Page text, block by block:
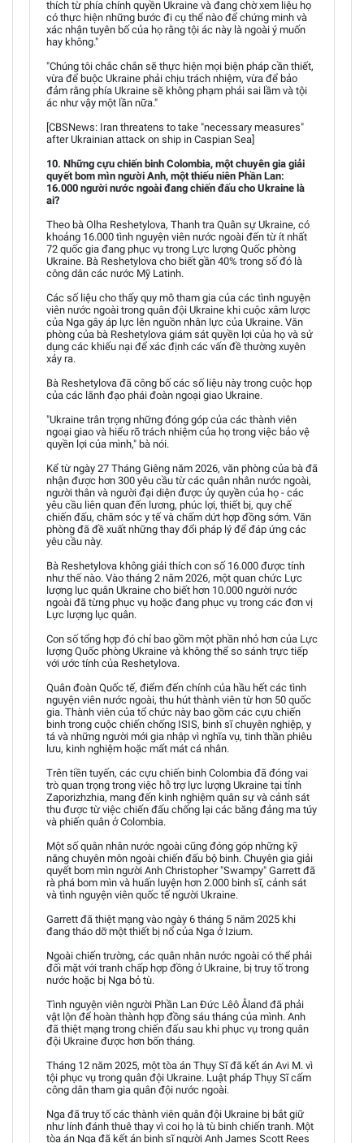
thích từ phía chính quyền Ukraine và đang chờ xem liệu họ
có thực hiện những bước đi cụ thể nào để chứng minh và
xác nhận tuyên bố của họ rằng tội ác này là ngoài ý muốn
hay không."
"Chúng tôi chắc chắn sẽ thực hiện mọi biện pháp cần thiết,
vừa để buộc Ukraine phải chịu trách nhiệm, vừa để bảo
đảm rằng phía Ukraine sẽ không phạm phải sai lầm và tội
ác như vậy một lần nữa."
[CBSNews: Iran threatens to take "necessary measures"
after Ukrainian attack on ship in Caspian Sea]
10. Những cựu chiến binh Colombia, một chuyên gia giải
quyết bom mìn người Anh, một thiếu niên Phần Lan:
16.000 người nước ngoài đang chiến đấu cho Ukraine là
ai?
Theo bà Olha Reshetylova, Thanh tra Quân sự Ukraine, có
khoảng 16.000 tình nguyện viên nước ngoài đến từ ít nhất
72 quốc gia đang phục vụ trong Lực lượng Quốc phòng
Ukraine. Bà Reshetylova cho biết gần 40% trong số đó là
công dân các nước Mỹ Latinh.
Các số liệu cho thấy quy mô tham gia của các tình nguyện
viên nước ngoài trong quân đội Ukraine khi cuộc xâm lược
của Nga gây áp lực lên nguồn nhân lực của Ukraine. Văn
phòng của bà Reshetylova giám sát quyền lợi của họ và sử
dụng các khiếu nại để xác định các vấn đề thường xuyên
xảy ra.
Bà Reshetylova đã công bố các số liệu này trong cuộc họp
của các lãnh đạo phái đoàn ngoại giao Ukraine.
"Ukraine trân trọng những đóng góp của các thành viên
ngoại giao và hiểu rõ trách nhiệm của họ trong việc bảo vệ
quyền lợi của mình," bà nói.
Kể từ ngày 27 Tháng Giêng năm 2026, văn phòng của bà đã
nhận được hơn 300 yêu cầu từ các quân nhân nước ngoài,
người thân và người đại diện được ủy quyền của họ - các
yêu cầu liên quan đến lương, phúc lợi, thiết bị, quy chế
chiến đấu, chăm sóc y tế và chấm dứt hợp đồng sớm. Văn
phòng đã đề xuất những thay đổi pháp lý để đáp ứng các
yêu cầu này.
Bà Reshetylova không giải thích con số 16.000 được tính
như thế nào. Vào tháng 2 năm 2026, một quan chức Lực
lượng lục quân Ukraine cho biết hơn 10.000 người nước
ngoài đã từng phục vụ hoặc đang phục vụ trong các đơn vị
Lực lượng lục quân.
Con số tổng hợp đó chỉ bao gồm một phần nhỏ hơn của Lực
lượng Quốc phòng Ukraine và không thể so sánh trực tiếp
với ước tính của Reshetylova.
Quân đoàn Quốc tế, điểm đến chính của hầu hết các tình
nguyện viên nước ngoài, thu hút thành viên từ hơn 50 quốc
gia. Thành viên của tổ chức này bao gồm các cựu chiến
binh trong cuộc chiến chống ISIS, binh sĩ chuyên nghiệp, y
tá và những người mới gia nhập vì nghĩa vụ, tinh thần phiêu
lưu, kinh nghiệm hoặc mất mát cá nhân.
Trên tiền tuyến, các cựu chiến binh Colombia đã đóng vai
trò quan trọng trong việc hỗ trợ lực lượng Ukraine tại tỉnh
Zaporizhzhia, mang đến kinh nghiệm quân sự và cảnh sát
thu được từ việc chiến đấu chống lại các băng đảng ma túy
và phiến quân ở Colombia.
Một số quân nhân nước ngoài cũng đóng góp những kỹ
năng chuyên môn ngoài chiến đấu bộ binh. Chuyên gia giải
quyết bom mìn người Anh Christopher "Swampy" Garrett đã
rà phá bom mìn và huấn luyện hơn 2.000 binh sĩ, cảnh sát
và tình nguyện viên quốc tế người Ukraine.
Garrett đã thiệt mạng vào ngày 6 tháng 5 năm 2025 khi
đang tháo dỡ một thiết bị nổ của Nga ở Izium.
Ngoài chiến trường, các quân nhân nước ngoài có thể phải
đối mặt với tranh chấp hợp đồng ở Ukraine, bị truy tố trong
nước hoặc bị Nga bỏ tù.
Tình nguyện viên người Phần Lan Đức Lêô Åland đã phải
vật lộn để hoàn thành hợp đồng sáu tháng của mình. Anh
đã thiệt mạng trong chiến đấu sau khi phục vụ trong quân
đội Ukraine được hơn bốn tháng.
Tháng 12 năm 2025, một tòa án Thụy Sĩ đã kết án Avi M. vì
tội phục vụ trong quân đội Ukraine. Luật pháp Thụy Sĩ cấm
công dân tham gia quân đội nước ngoài.
Nga đã truy tố các thành viên quân đội Ukraine bị bắt giữ
như lính đánh thuê thay vì coi họ là tù binh chiến tranh. Một
tòa án Nga đã kết án binh sĩ người Anh James Scott Rees